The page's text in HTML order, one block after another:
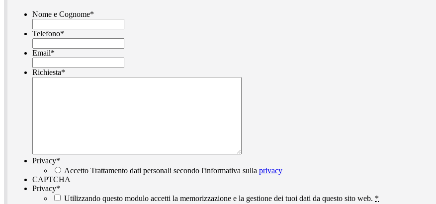
Nome e Cognome*
Telefono*
Email*
Richiesta*
Privacy*
Accetto Trattamento dati personali secondo l'informativa sulla privacy
CAPTCHA
Privacy*
Utilizzando questo modulo accetti la memorizzazione e la gestione dei tuoi dati da questo sito web. *